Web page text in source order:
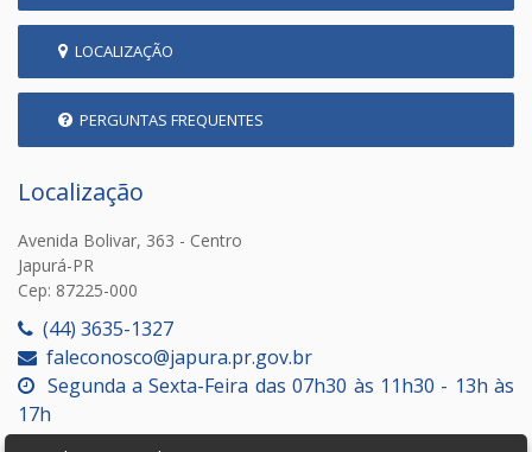
LOCALIZAÇÃO
PERGUNTAS FREQUENTES
Localização
Avenida Bolivar, 363 - Centro
Japurá-PR
Cep: 87225-000
(44) 3635-1327
faleconosco@japura.pr.gov.br
Segunda a Sexta-Feira das 07h30 às 11h30 - 13h às
17h